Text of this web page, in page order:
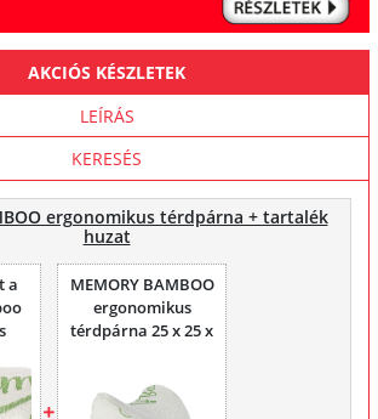
AKCIÓS KÉSZLETEK
LEÍRÁS
KERESÉS
ergonomikus térdpárna + tartalék
huzat
a
MEMORY BAMBOO
ergonomikus
térdpárna 25 x 25 x